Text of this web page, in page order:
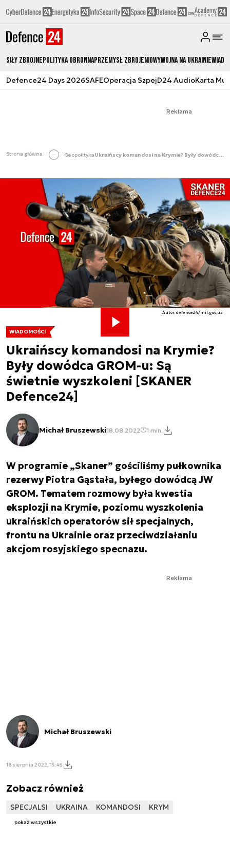
Siły zbrojnePolityka obronnaPrzemysł ZbrojeniowyWojna na Ukrainie
Defence24 Days 2026SAFEOperacja SzpejD24 AudioKarta
Reklama
Strona główna Geopolityka Ukraińscy komandosi na Krymie? Były dowódca GROM-u: Są świetnie wyszkoleni [SKANER Defence24]
WIADOMOŚCI
Ukraińscy komandosi na Krymie?
Były dowódca GROM-u: Są
świetnie wyszkoleni [SKANER
Defence24]
Michał Bruszewski18.08.2022 1 min.
Autor. defence24/mil.gov.ua
W programie „Skaner” gościliśmy pułkownika
rezerwy Piotra Gąstała, byłego dowódcą JW
GROM. Tematem rozmowy była kwestia
eksplozji na Krymie, poziomu wyszkolenia
ukraińskich operatorów sił specjalnych,
frontu na Ukrainie oraz przeciwdziałaniu
akcjom rosyjskiego specnazu.
Reklama
Michał Bruszewski
18 sierpnia 2022, 15:45
Zobacz również
SPECJALSI UKRAINA KOMANDOSI KRYM
pokaż wszystkie